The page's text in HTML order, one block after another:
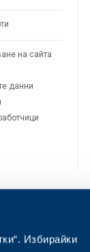
Избирайки
на сайта
данни